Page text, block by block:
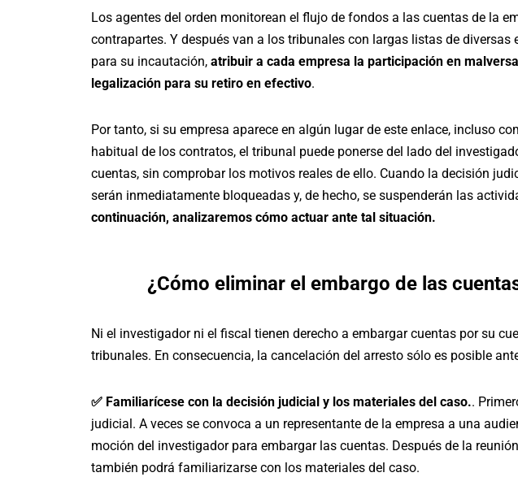
Los agentes del orden monitorean el flujo de fondos a las cuentas de la
contrapartes. Y después van a los tribunales con largas listas de
para su incautación, atribuir a cada empresa la participación en
legalización para su retiro en efectivo.
Por tanto, si su empresa aparece en algún lugar de este enlace, incluso
habitual de los contratos, el tribunal puede ponerse del lado del
cuentas, sin comprobar los motivos reales de ello. Cuando la decisión
serán inmediatamente bloqueadas y, de hecho, se suspenderán las
continuación, analizaremos cómo actuar ante tal situación.
¿Cómo eliminar el embargo de las
Ni el investigador ni el fiscal tienen derecho a embargar cuentas por su
tribunales. En consecuencia, la cancelación del arresto sólo es posible
✅ Familiarícese con la decisión judicial y los materiales del caso..
judicial. A veces se convoca a un representante de la empresa a una
moción del investigador para embargar las cuentas. Después de la
también podrá familiarizarse con los materiales del caso.